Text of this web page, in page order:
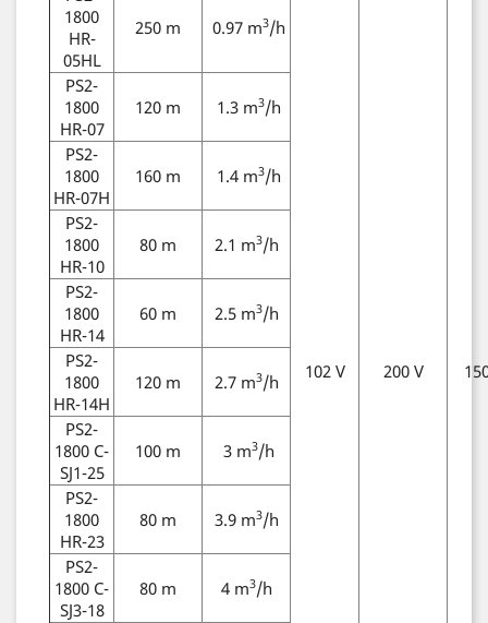
102 V 200 V
1800
HR-
05HL
250 m 0.97 m3/h
PS2-
1800
HR-07
120 m 1.3 m3/h
PS2-
1800
HR-07H
160 m 1.4 m3/h
PS2-
1800
HR-10
80 m 2.1 m3/h
PS2-
1800
HR-14
60 m 2.5 m3/h
PS2-
1800
HR-14H
120 m 2.7 m3/h
PS2-
1800 C-
SJ1-25
100 m 3 m3/h
PS2-
1800
HR-23
80 m 3.9 m3/h
PS2-
1800 C-
SJ3-18
80 m 4 m3/h